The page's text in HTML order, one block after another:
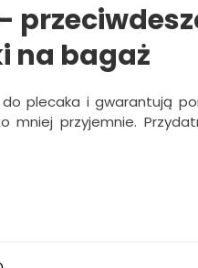
na bagaż
plecaka i gwarantują
mniej przyjemnie.